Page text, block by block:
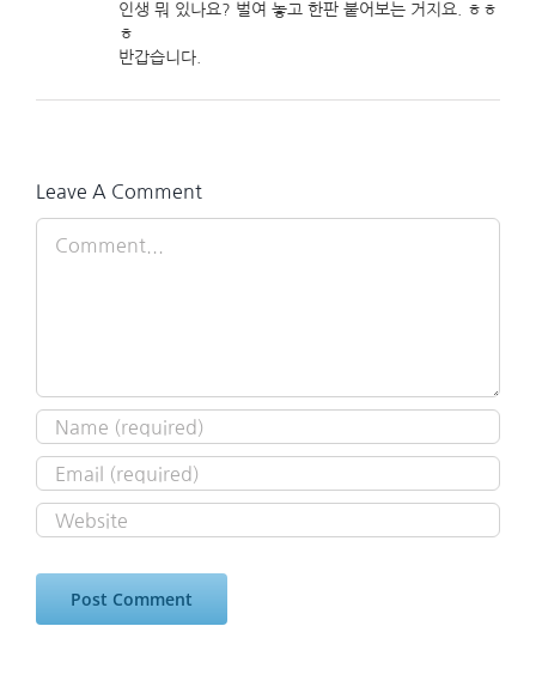
인생 뭐 있나요? 벌여 놓고 한판 붙어보는 거지요. ㅎㅎ
ㅎ
반갑습니다.
Leave A Comment